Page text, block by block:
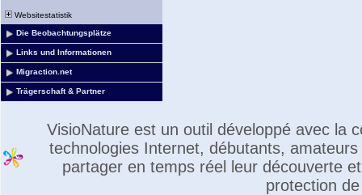
Websitestatistik
Die Beobachtungsplätze
Links und Informationen
Migraction.net
Trägerschaft & Partner
VisioNature est un outil développé avec la
technologies Internet, débutants,
partager en temps réel leur découverte
protection